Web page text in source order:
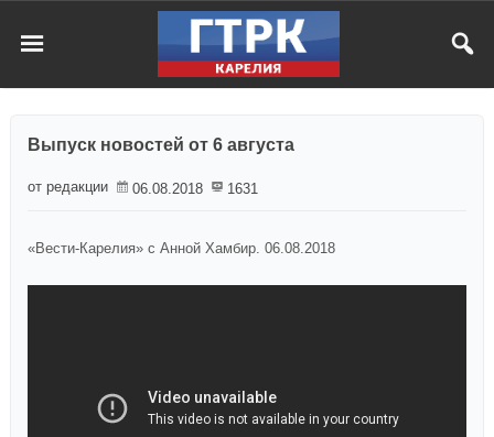
Выпуск новостей от 6 августа
от редакции 06.08.2018 1631
«Вести-Карелия» с Анной Хамбир. 06.08.2018